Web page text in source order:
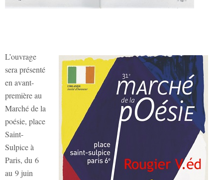
L’ouvrage
sera présenté
en avant-
première au
Marché de la
poésie, place
Saint-
Sulpice à
Paris, du 6
au 9 juin